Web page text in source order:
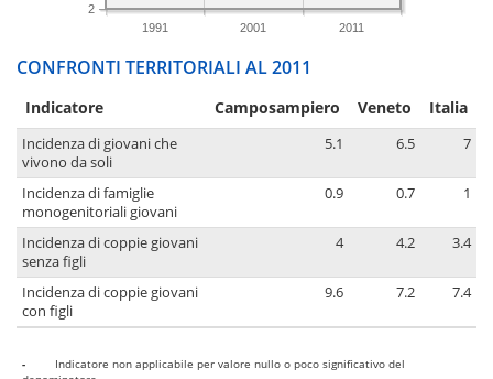
1991 2001 2011
2
CONFRONTI TERRITORIALI AL 2011
Indicatore Camposampiero Veneto Italia
Incidenza di giovani che
vivono da soli
5.1 6.5 7
Incidenza di famiglie
monogenitoriali giovani
0.9 0.7 1
Incidenza di coppie giovani
senza figli
4 4.2 3.4
Incidenza di coppie giovani
con figli
9.6 7.2 7.4
-
Indicatore non applicabile per valore nullo o poco significativo del